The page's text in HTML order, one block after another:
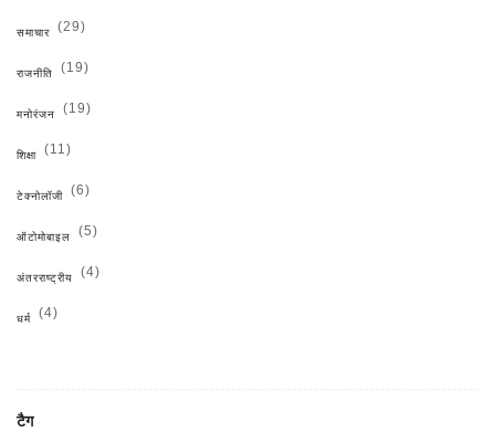
समाचार (29)
राजनीति (19)
मनोरंजन (19)
शिक्षा (11)
टेक्नोलॉजी (6)
ऑटोमोबाइल (5)
अंतरराष्ट्रीय (4)
धर्म (4)
टैग